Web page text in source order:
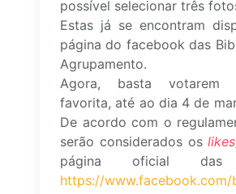
possível selecionar três
Estas já se encontram
página do facebook das
Agrupamento.
Agora, basta votarem
favorita, até ao dia 4 de
De acordo com o
serão considerados oslikes
página oficial das
https://www.facebook.com/